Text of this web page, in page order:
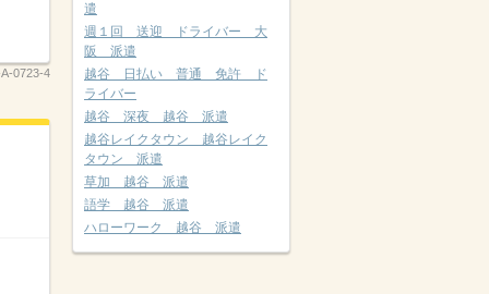
0723-4
遣
週１回 送迎 ドライバー 大
阪 派遣
越谷 日払い 普通 免許 ド
ライバー
越谷 深夜 越谷 派遣
越谷レイクタウン 越谷レイク
タウン 派遣
草加 越谷 派遣
語学 越谷 派遣
ハローワーク 越谷 派遣